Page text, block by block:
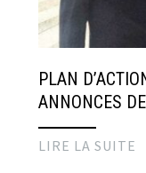
PLAN
ANNONCES
LIRE LA SUITE